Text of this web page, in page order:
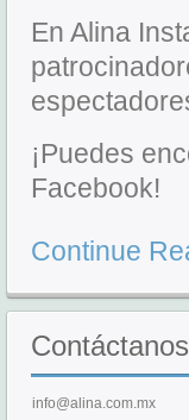
En Alina
¡Puedes
Facebook!
Continue
Contáctanos
info@alina.com.mx